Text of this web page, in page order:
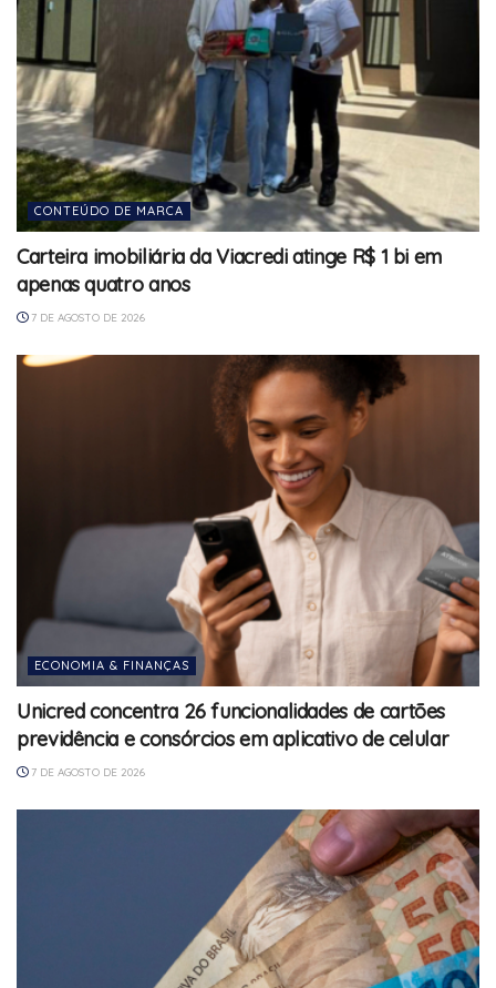
CONTEÚDO DE MARCA
Carteira imobiliária da Viacredi atinge R$ 1 bi em
apenas quatro anos
7 DE AGOSTO DE 2026
ECONOMIA & FINANÇAS
Unicred concentra 26 funcionalidades de cartões
previdência e consórcios em aplicativo de celular
7 DE AGOSTO DE 2026